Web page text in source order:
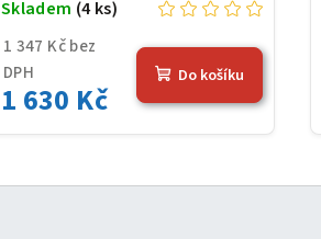
1 347 Kč bez
DPH
1 630 Kč
Skladem (4 ks)
Do košíku